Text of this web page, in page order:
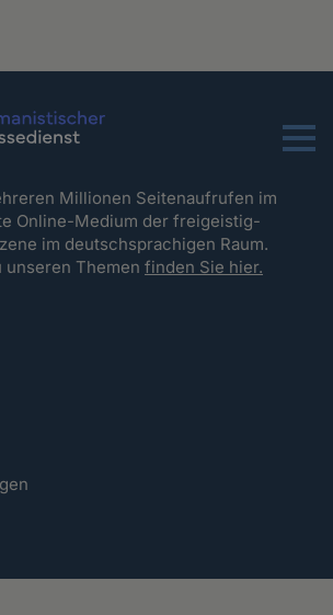
Menu
Millionen Seitenaufrufen im
Online-Medium der freigeistig-
im deutschsprachigen Raum.
unseren Themenfinden Sie hier.